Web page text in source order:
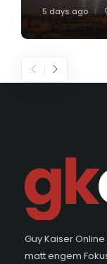
5 days ago
Guy Kaiser
matt engem